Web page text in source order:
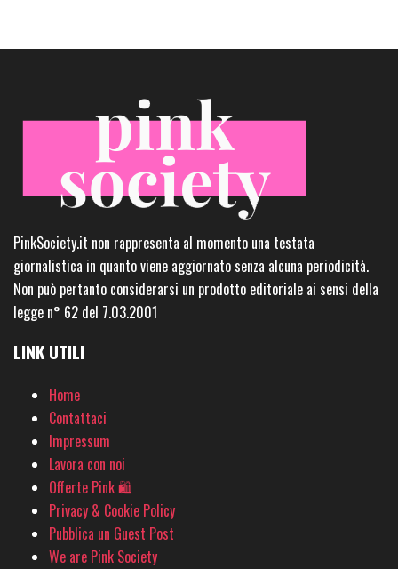
PinkSociety.it non rappresenta al momento una testata
giornalistica in quanto viene aggiornato senza alcuna periodicità.
Non può pertanto considerarsi un prodotto editoriale ai sensi della
legge n° 62 del 7.03.2001
LINK UTILI
Home
Contattaci
Impressum
Lavora con noi
Offerte Pink 🛍
Privacy & Cookie Policy
Pubblica un Guest Post
We are Pink Society